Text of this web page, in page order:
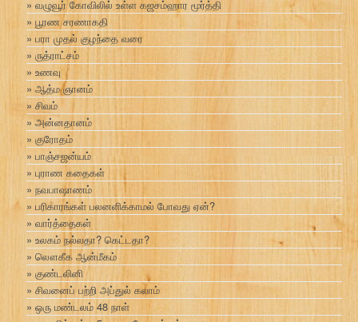
வழுவூர் கோவிலில் உள்ள கஜசம்ஹார மூர்த்தி
பூரண சரணாகதி
பரா முதல் குழந்தை வரை
ருத்ராட்சம்
உணவு
ஆத்ம ஞானம்
சிவம்
அன்னதானம்
குரோதம்
பாஞ்சஜன்யம்
புராண கதைகள்
நவபாஷாணம்
பரிகாரங்கள் பலனளிக்காமல் போவது ஏன்?
வார்த்தைகள்
உலகம் நல்லதா? கெட்டதா?
லௌகீக ஆன்மீகம்
குண்டலினி
சிவனைப் பற்றி அப்துல் கலாம்
ஒரு மண்டலம் 48 நாள்